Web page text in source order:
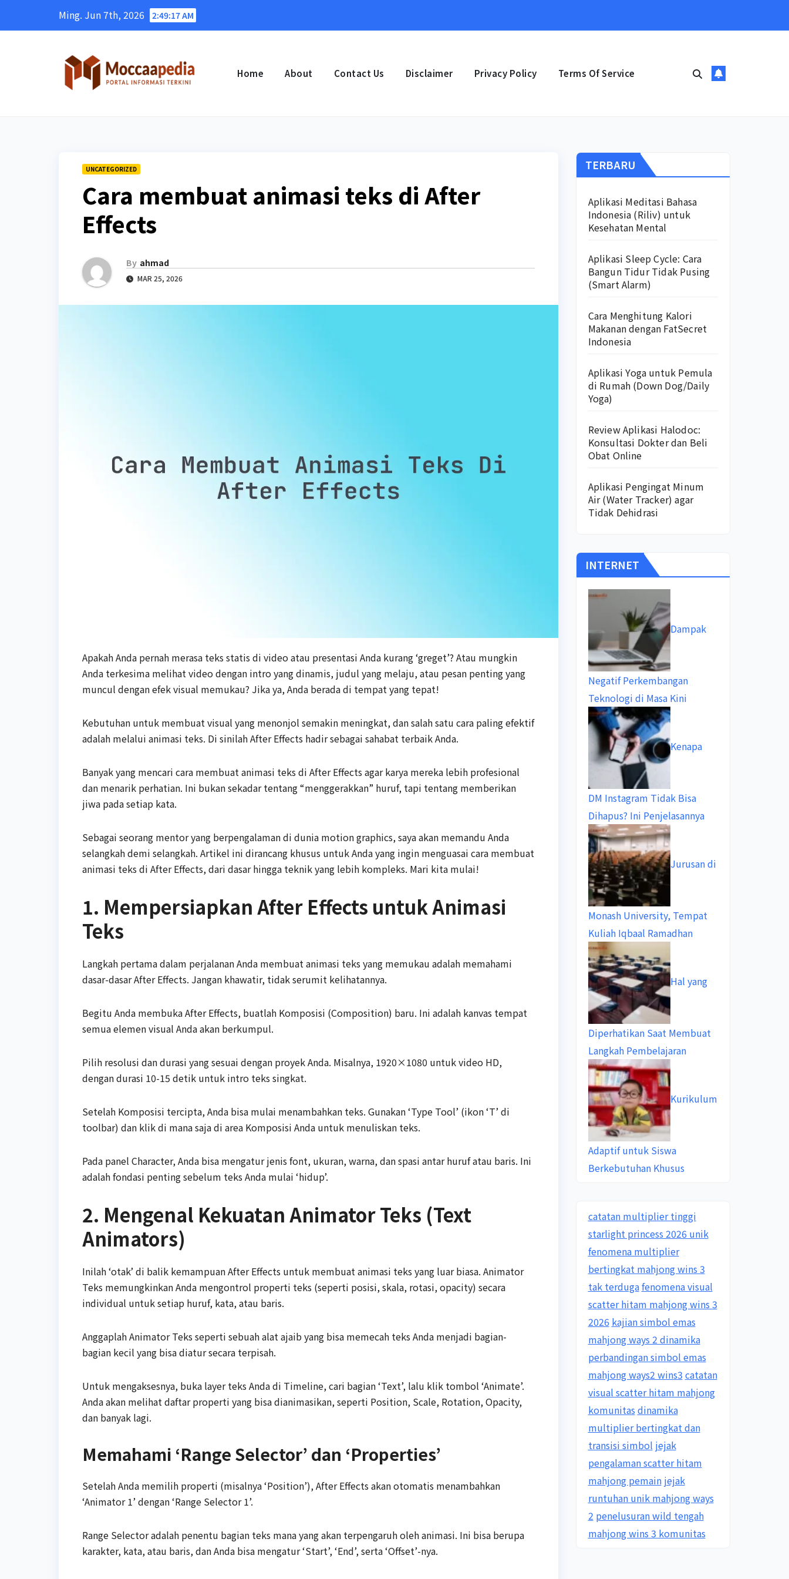
Ming. Jun 7th, 2026 2:49:18 AM
Home About Contact Us Disclaimer Privacy Policy Terms Of Service
UNCATEGORIZED
Cara membuat animasi teks di After
Effects
By ahmad
MAR 25, 2026
Apakah Anda pernah merasa teks statis di video atau presentasi Anda kurang ‘greget’? Atau mungkin
Anda terkesima melihat video dengan intro yang dinamis, judul yang melaju, atau pesan penting yang
muncul dengan efek visual memukau? Jika ya, Anda berada di tempat yang tepat!
Kebutuhan untuk membuat visual yang menonjol semakin meningkat, dan salah satu cara paling efektif
adalah melalui animasi teks. Di sinilah After Effects hadir sebagai sahabat terbaik Anda.
Banyak yang mencari cara membuat animasi teks di After Effects agar karya mereka lebih profesional
dan menarik perhatian. Ini bukan sekadar tentang “menggerakkan” huruf, tapi tentang memberikan
jiwa pada setiap kata.
Sebagai seorang mentor yang berpengalaman di dunia motion graphics, saya akan memandu Anda
selangkah demi selangkah. Artikel ini dirancang khusus untuk Anda yang ingin menguasai cara membuat
animasi teks di After Effects, dari dasar hingga teknik yang lebih kompleks. Mari kita mulai!
1. Mempersiapkan After Effects untuk Animasi
Teks
Langkah pertama dalam perjalanan Anda membuat animasi teks yang memukau adalah memahami
dasar-dasar After Effects. Jangan khawatir, tidak serumit kelihatannya.
Begitu Anda membuka After Effects, buatlah Komposisi (Composition) baru. Ini adalah kanvas tempat
semua elemen visual Anda akan berkumpul.
Pilih resolusi dan durasi yang sesuai dengan proyek Anda. Misalnya, 1920×1080 untuk video HD,
dengan durasi 10-15 detik untuk intro teks singkat.
Setelah Komposisi tercipta, Anda bisa mulai menambahkan teks. Gunakan ‘Type Tool’ (ikon ‘T’ di
toolbar) dan klik di mana saja di area Komposisi Anda untuk menuliskan teks.
Pada panel Character, Anda bisa mengatur jenis font, ukuran, warna, dan spasi antar huruf atau baris. Ini
adalah fondasi penting sebelum teks Anda mulai ‘hidup’.
2. Mengenal Kekuatan Animator Teks (Text
Animators)
Inilah ‘otak’ di balik kemampuan After Effects untuk membuat animasi teks yang luar biasa. Animator
Teks memungkinkan Anda mengontrol properti teks (seperti posisi, skala, rotasi, opacity) secara
individual untuk setiap huruf, kata, atau baris.
Anggaplah Animator Teks seperti sebuah alat ajaib yang bisa memecah teks Anda menjadi bagian-
bagian kecil yang bisa diatur secara terpisah.
Untuk mengaksesnya, buka layer teks Anda di Timeline, cari bagian ‘Text’, lalu klik tombol ‘Animate’.
Anda akan melihat daftar properti yang bisa dianimasikan, seperti Position, Scale, Rotation, Opacity,
dan banyak lagi.
Memahami ‘Range Selector’ dan ‘Properties’
Setelah Anda memilih properti (misalnya ‘Position’), After Effects akan otomatis menambahkan
‘Animator 1’ dengan ‘Range Selector 1’.
Range Selector adalah penentu bagian teks mana yang akan terpengaruh oleh animasi. Ini bisa berupa
karakter, kata, atau baris, dan Anda bisa mengatur ‘Start’, ‘End’, serta ‘Offset’-nya.
TERBARU
Aplikasi Meditasi Bahasa
Indonesia (Riliv) untuk
Kesehatan Mental
Aplikasi Sleep Cycle: Cara
Bangun Tidur Tidak Pusing
(Smart Alarm)
Cara Menghitung Kalori
Makanan dengan FatSecret
Indonesia
Aplikasi Yoga untuk Pemula
di Rumah (Down Dog/Daily
Yoga)
Review Aplikasi Halodoc:
Konsultasi Dokter dan Beli
Obat Online
Aplikasi Pengingat Minum
Air (Water Tracker) agar
Tidak Dehidrasi
INTERNET
Dampak
Negatif Perkembangan
Teknologi di Masa Kini
Kenapa
DM Instagram Tidak Bisa
Dihapus? Ini Penjelasannya
Jurusan di
Monash University, Tempat
Kuliah Iqbaal Ramadhan
Hal yang
Diperhatikan Saat Membuat
Langkah Pembelajaran
Kurikulum
Adaptif untuk Siswa
Berkebutuhan Khusus
catatan multiplier tinggi
starlight princess 2026 unik
fenomena multiplier
bertingkat mahjong wins 3
tak terdugafenomena visual
scatter hitam mahjong wins 3
2026 kajian simbol emas
mahjong ways 2 dinamika
perbandingan simbol emas
mahjong ways2 wins3 catatan
visual scatter hitam mahjong
komunitas dinamika
multiplier bertingkat dan
transisi simbol jejak
pengalaman scatter hitam
mahjong pemain jejak
runtuhan unik mahjong ways
2 penelusuran wild tengah
mahjong wins 3 komunitas